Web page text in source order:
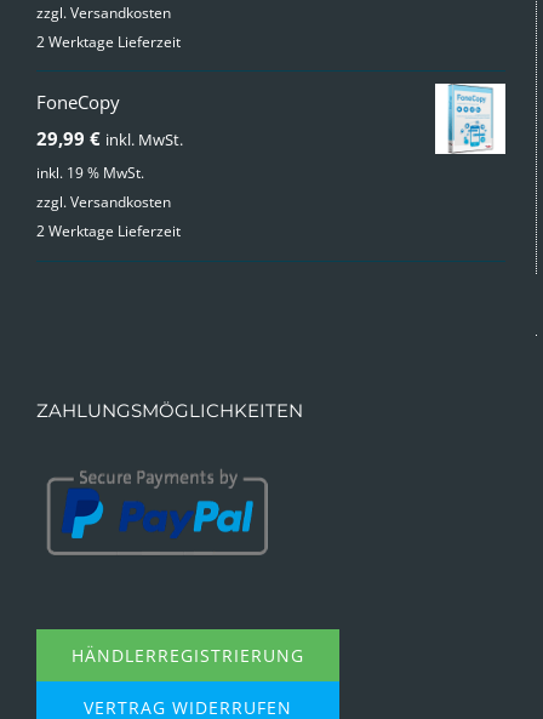
war:
zzgl.Versandkosten
2 Werktage Lieferzeit
FoneCopy
29,99 € inkl. MwSt.
inkl. 19 % MwSt.
zzgl.Versandkosten
2 Werktage Lieferzeit
ZAHLUNGSMÖGLICHKEITEN
HÄNDLERREGISTRIERUNG
VERTRAG WIDERRUFEN